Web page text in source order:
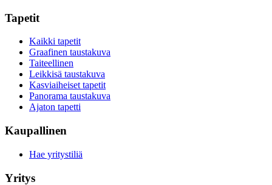
Tapetit
Kaikki tapetit
Graafinen taustakuva
Taiteellinen
Leikkisä taustakuva
Kasviaiheiset tapetit
Panorama taustakuva
Ajaton tapetti
Kaupallinen
Hae yritystiliä
Yritys